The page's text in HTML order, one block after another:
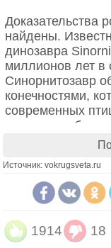
Армия
ураган, но у
его гвардейцев
союзников —
вонючую
дизентерии и
логистике,
сумасшедшие по
продукты
Награду забрал
просто заметил:
Доказательства
найдены.
динозавра
миллионов лет в
Синорнитозавр
конечностями,
современных
конечности
балансировки
динозавров
археоптерикса),
симметричными,
полета) и
Источник: vokrugsveta.ru
1914 18